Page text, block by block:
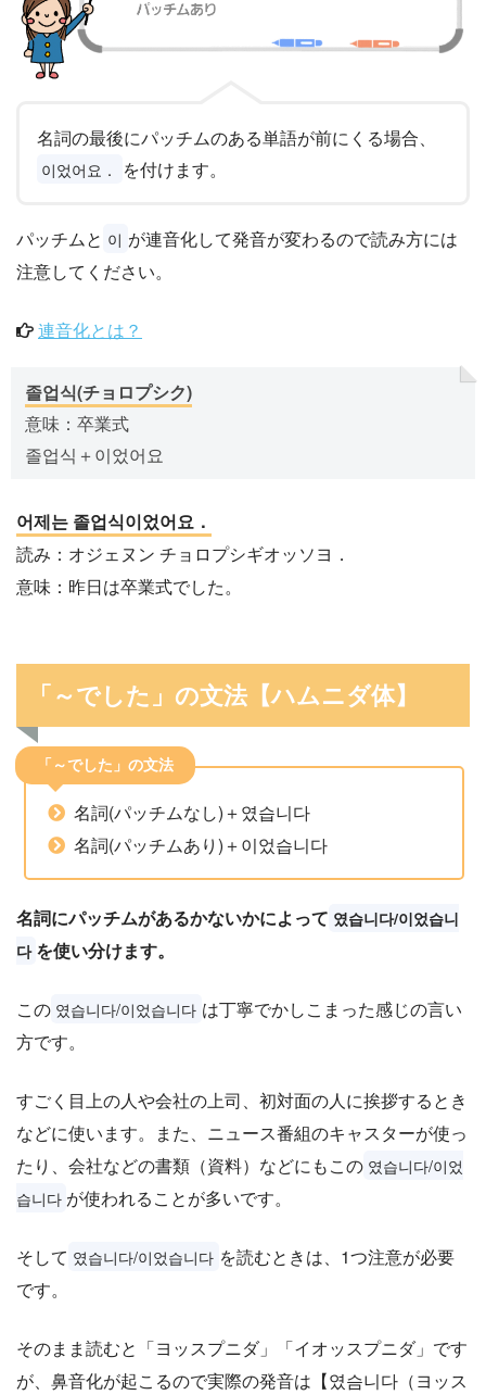
名詞の最後にパッチムのある単語が前にくる場合、
이었어요． を付けます。
パッチムと 이 が連音化して発音が変わるので読み方には
注意してください。
連音化とは？
졸업식(チョロプシク)
意味：卒業式
졸업식＋이었어요
어제는 졸업식이었어요．
読み：オジェヌン チョロプシギオッソヨ．
意味：昨日は卒業式でした。
「～でした」の文法【ハムニダ体】
「～でした」の文法
名詞(パッチムなし)＋였습니다
名詞(パッチムあり)＋이었습니다
名詞にパッチムがあるかないかによって 였습니다/이었습니
다 を使い分けます。
この 였습니다/이었습니다 は丁寧でかしこまった感じの言い
方です。
すごく目上の人や会社の上司、初対面の人に挨拶するとき
などに使います。また、ニュース番組のキャスターが使っ
たり、会社などの書類（資料）などにもこの 였습니다/이었
습니다 が使われることが多いです。
そして 였습니다/이었습니다 を読むときは、1つ注意が必要
です。
そのまま読むと「ヨッスプニダ」「イオッスプニダ」です
が、鼻音化が起こるので実際の発音は【였슴니다（ヨッス